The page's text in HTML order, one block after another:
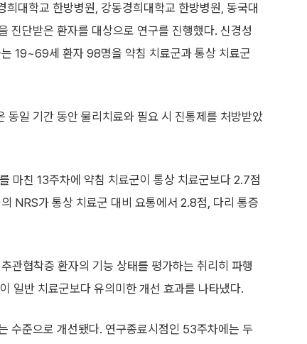
대학교 한방병원, 강동경희대학교 한방병원, 동국대
진단받은 환자를 대상으로 연구를 진행했다. 신경성
19~69세 환자 98명을 약침 치료군과 통상 치료군
동일 기간 동안 물리치료와 필요 시 진통제를 처방받았
마친 13주차에 약침 치료군이 통상 치료군보다 2.7점
NRS가 통상 치료군 대비 요통에서 2.8점, 다리 통증
관협착증 환자의 기능 상태를 평가하는 취리히 파행
일반 치료군보다 유의미한 개선 효과를 나타냈다.
수준으로 개선됐다. 연구종료시점인 53주차에는 두